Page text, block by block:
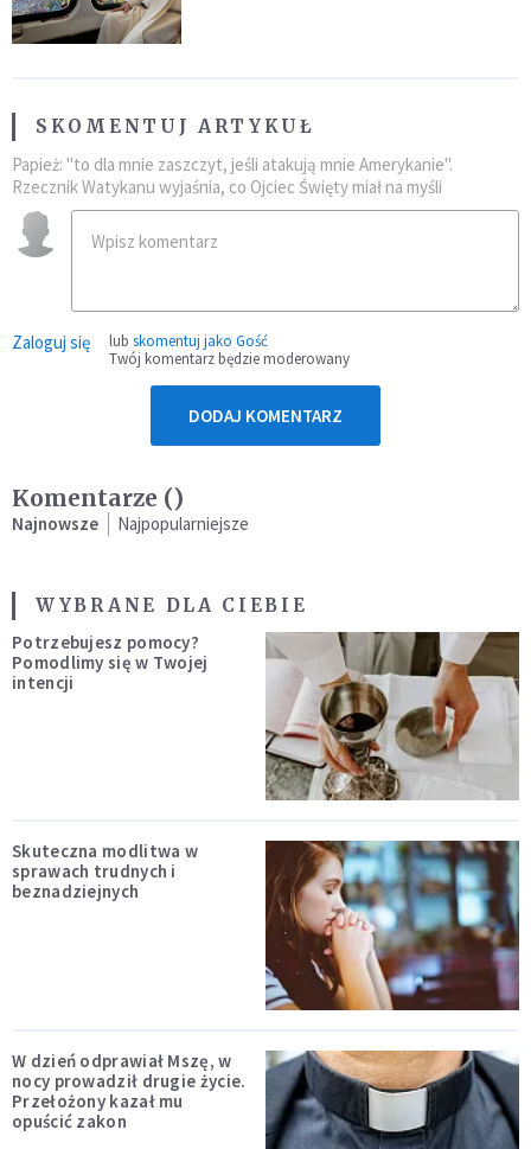
SKOMENTUJ ARTYKUŁ
Papież: "to dla mnie zaszczyt, jeśli atakują mnie Amerykanie".
Rzecznik Watykanu wyjaśnia, co Ojciec Święty miał na myśli
Zaloguj się lub skomentuj jako Gość
Twój komentarz będzie moderowany
DODAJ KOMENTARZ
Komentarze ()
Najnowsze Najpopularniejsze
WYBRANE DLA CIEBIE
Potrzebujesz pomocy?
Pomodlimy się w Twojej
intencji
Skuteczna modlitwa w
sprawach trudnych i
beznadziejnych
W dzień odprawiał Mszę, w
nocy prowadził drugie życie.
Przełożony kazał mu
opuścić zakon